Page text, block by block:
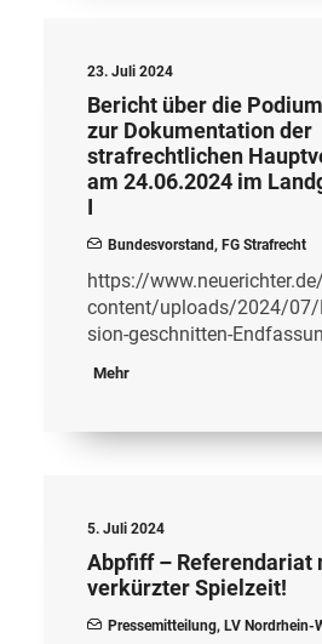
23. Juli 2024
Bericht über die
zur Dokumentation der
strafrechtlichen
am 24.06.2024 im
I
Bundesvorstand, FG Strafrecht
https://
content/uploads/2024/07/
sion-geschnitten-
Mehr
5. Juli 2024
Abpfiff – Referendariat
verkürzter Spielzeit!
Pressemitteilung, LV Nordrhein-